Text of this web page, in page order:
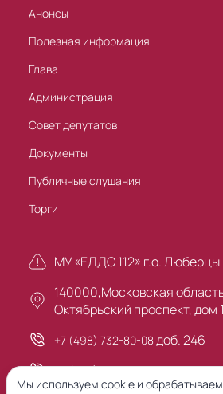
Анонсы
Полезная информация
Глава
Администрация
Совет депутатов
Документы
Публичные слушания
Торги
МУ «ЕДДС 112» г.о. Люберцы
140000,Московская
Октябрьский проспект, дом
+7 (498) 732-80-08 доб. 246
+7 (495) 503-30-00
Мы используем cookie и